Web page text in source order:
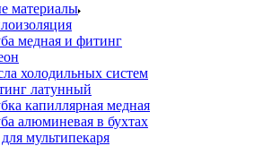
материалы
медная и фитинг
холодильных систем
латунный
капиллярная медная
алюминевая в бухтах
мультипекаря